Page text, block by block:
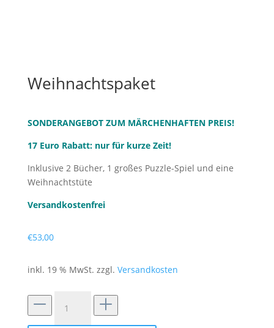
Weihnachtspaket
SONDERANGEBOT ZUM MÄRCHENHAFTEN PREIS!
17 Euro Rabatt: nur für kurze Zeit!
Inklusive 2 Bücher, 1 großes Puzzle-Spiel und eine
Weihnachtstüte
Versandkostenfrei
€53,00
inkl. 19 % MwSt. zzgl. Versandkosten
Weihnachtspaket
Menge